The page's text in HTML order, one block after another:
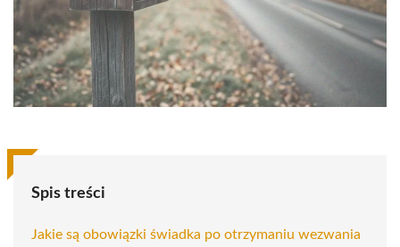
Spis treści
Jakie są obowiązki świadka po otrzymaniu wezwania